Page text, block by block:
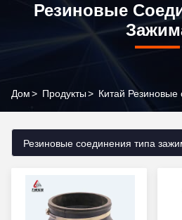
Резиновые
Дом> Продукты> Китай
Резиновые соединения типа